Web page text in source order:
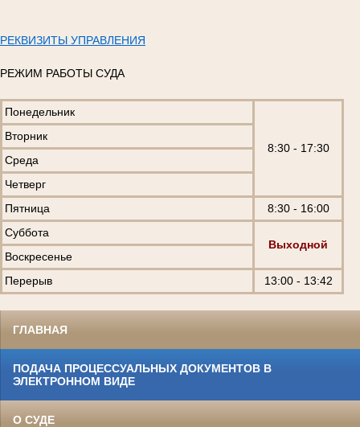
РЕКВИЗИТЫ УПРАВЛЕНИЯ
РЕЖИМ РАБОТЫ СУДА
Понедельник
8:30 - 17:30
Вторник
Среда
Четверг
Пятница
8:30 - 16:00
Суббота
Выходной
Воскресенье
Перерыв
13:00 - 13:42
ГЛАВНАЯ
ПОДАЧА ПРОЦЕССУАЛЬНЫХ ДОКУМЕНТОВ В
ЭЛЕКТРОННОМ ВИДЕ
О СУДЕ